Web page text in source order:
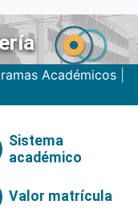
Académicos|
Sistema
académico
Valor matrícula